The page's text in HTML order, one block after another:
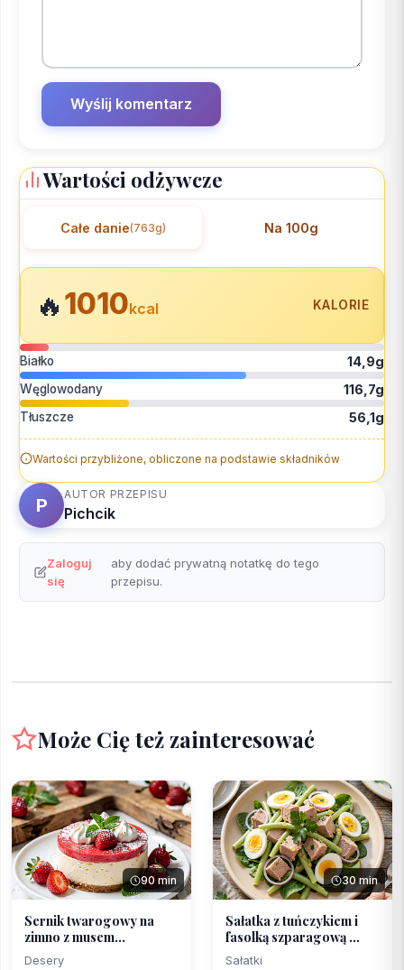
Wartości odżywcze
Całe danie(763g) Na 100g
🔥1010kcal KALORIE
Białko 14,9g
Węglowodany 116,7g
Tłuszcze 56,1g
Wartości przybliżone, obliczone na podstawie składników
P
AUTOR PRZEPISU
Pichcik
Zaloguj
się
aby dodać prywatną notatkę do tego
przepisu.
Może Cię też zainteresować
90 min
Sernik twarogowy na
zimno z musem
truskawk...
Desery
30 min
Sałatka z tuńczykiem i
fasolką szparagową ...
Sałatki